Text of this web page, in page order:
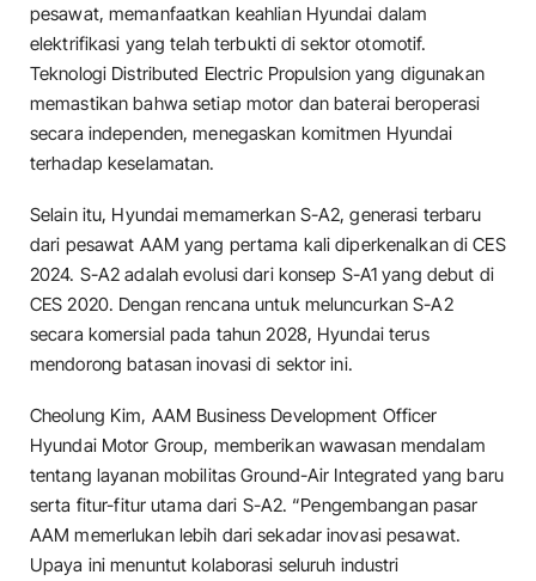
pesawat, memanfaatkan keahlian Hyundai dalam
elektrifikasi yang telah terbukti di sektor otomotif.
Teknologi Distributed Electric Propulsion yang digunakan
memastikan bahwa setiap motor dan baterai beroperasi
secara independen, menegaskan komitmen Hyundai
terhadap keselamatan.
Selain itu, Hyundai memamerkan S-A2, generasi terbaru
dari pesawat AAM yang pertama kali diperkenalkan di CES
2024. S-A2 adalah evolusi dari konsep S-A1 yang debut di
CES 2020. Dengan rencana untuk meluncurkan S-A2
secara komersial pada tahun 2028, Hyundai terus
mendorong batasan inovasi di sektor ini.
Cheolung Kim, AAM Business Development Officer
Hyundai Motor Group, memberikan wawasan mendalam
tentang layanan mobilitas Ground-Air Integrated yang baru
serta fitur-fitur utama dari S-A2. “Pengembangan pasar
AAM memerlukan lebih dari sekadar inovasi pesawat.
Upaya ini menuntut kolaborasi seluruh industri